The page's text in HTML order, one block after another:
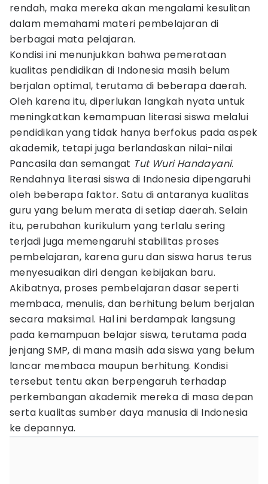
rendah, maka mereka akan mengalami kesulitan
dalam memahami materi pembelajaran di
berbagai mata pelajaran.
Kondisi ini menunjukkan bahwa pemerataan
kualitas pendidikan di Indonesia masih belum
berjalan optimal, terutama di beberapa daerah.
Oleh karena itu, diperlukan langkah nyata untuk
meningkatkan kemampuan literasi siswa melalui
pendidikan yang tidak hanya berfokus pada aspek
akademik, tetapi juga berlandaskan nilai-nilai
Pancasila dan semangat Tut Wuri Handayani.
Rendahnya literasi siswa di Indonesia dipengaruhi
oleh beberapa faktor. Satu di antaranya kualitas
guru yang belum merata di setiap daerah. Selain
itu, perubahan kurikulum yang terlalu sering
terjadi juga memengaruhi stabilitas proses
pembelajaran, karena guru dan siswa harus terus
menyesuaikan diri dengan kebijakan baru.
Akibatnya, proses pembelajaran dasar seperti
membaca, menulis, dan berhitung belum berjalan
secara maksimal. Hal ini berdampak langsung
pada kemampuan belajar siswa, terutama pada
jenjang SMP, di mana masih ada siswa yang belum
lancar membaca maupun berhitung. Kondisi
tersebut tentu akan berpengaruh terhadap
perkembangan akademik mereka di masa depan
serta kualitas sumber daya manusia di Indonesia
ke depannya.